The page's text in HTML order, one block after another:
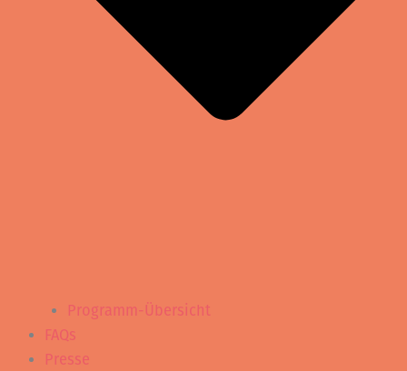
Programm-Übersicht
FAQs
Presse